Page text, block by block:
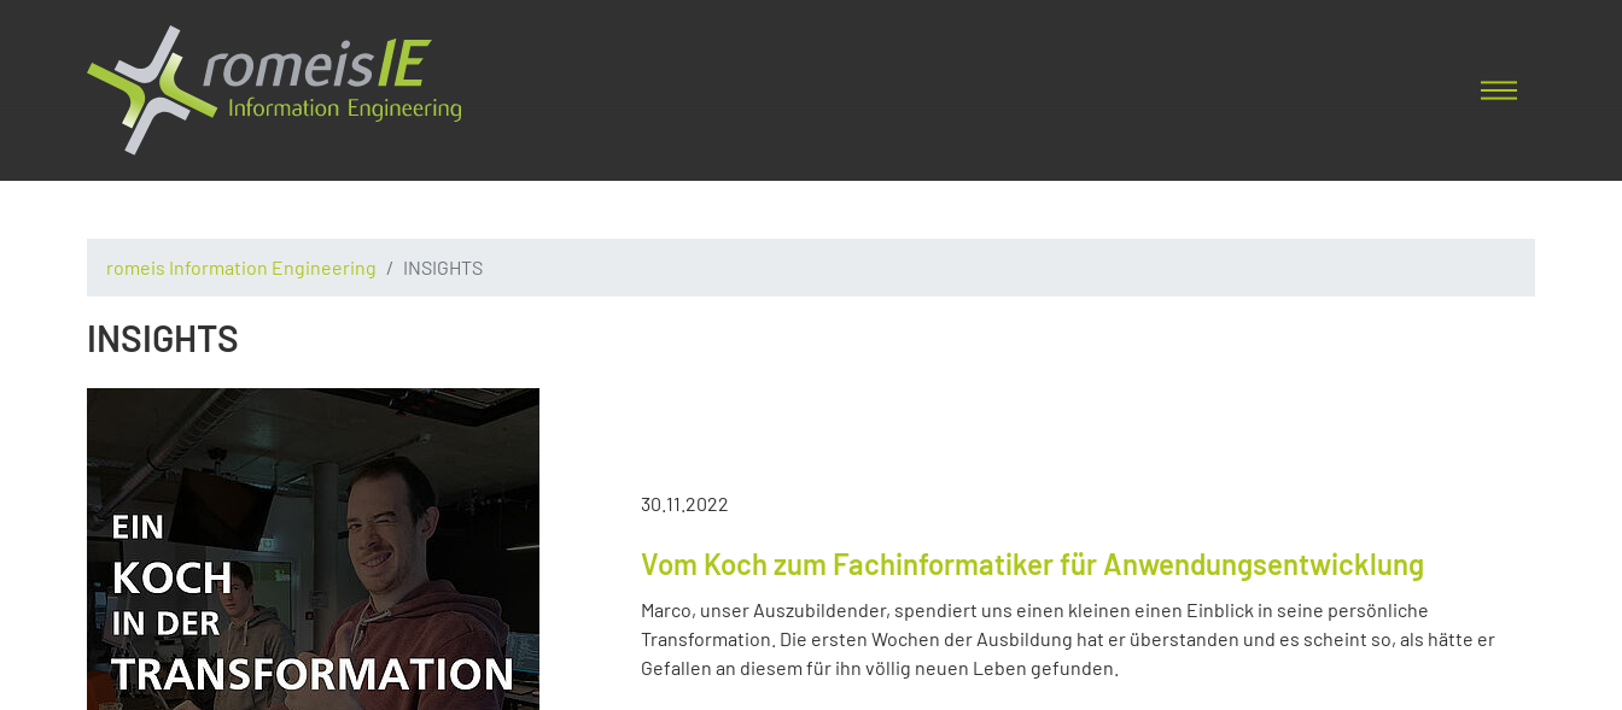
romeis Information Engineering INSIGHTS
INSIGHTS
30.11.2022
Vom Koch zum Fachinformatiker für Anwendungsentwicklung
Marco, unser Auszubildender, spendiert uns einen kleinen einen Einblick in seine persönliche
Transformation. Die ersten Wochen der Ausbildung hat er überstanden und es scheint so, als hätte er
Gefallen an diesem für ihn völlig neuen Leben gefunden.